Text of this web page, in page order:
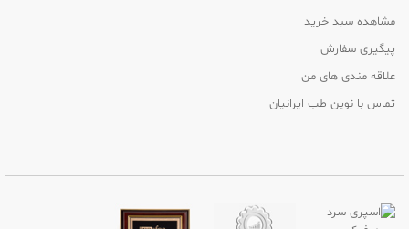
مشاهده سبد خرید
پیگیری سفارش
علاقه مندی های من
تماس با نوین طب ایرانیان